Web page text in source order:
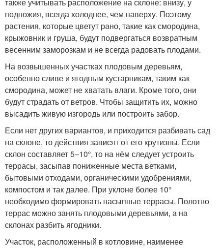
также учитывать расположение на склоне: внизу, у
подножия, всегда холоднее, чем наверху. Поэтому
растения, которые цветут рано, такие как смородина,
крыжовник и груша, будут подвергаться возвратным
весенним заморозкам и не всегда радовать плодами.
На возвышенных участках плодовым деревьям,
особенно сливе и ягодным кустарникам, таким как
смородина, может не хватать влаги. Кроме того, они
будут страдать от ветров. Чтобы защитить их, можно
высадить живую изгородь или построить забор.
Если нет других вариантов, и приходится разбивать сад
на склоне, то действия зависят от его крутизны. Если
склон составляет 5–10°, то на нём следует устроить
террасы, засыпав пониженные места ветками,
бытовыми отходами, органическими удобрениями,
компостом и так далее. При уклоне более 10°
необходимо формировать насыпные террасы. Полотно
террас можно занять плодовыми деревьями, а на
склонах разбить ягодники.
Участок, расположенный в котловине, наименее